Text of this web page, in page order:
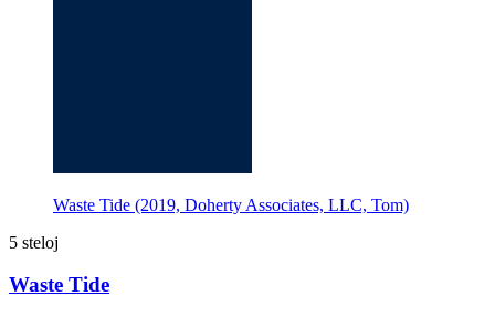
Waste Tide (2019, Doherty Associates, LLC, Tom)
5 steloj
Waste Tide